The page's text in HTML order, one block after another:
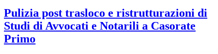
Pulizia post trasloco e ristrutturazioni di
Studi di Avvocati e Notarili a Casorate
Primo